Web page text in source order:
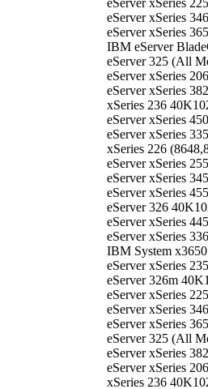
eServer xSeries
eServer xSeries
eServer xSeries
IBM eServer
eServer 325 (All
eServer xSeries
eServer xSeries
xSeries 236
eServer xSeries
eServer xSeries
xSeries 226
eServer xSeries
eServer xSeries
eServer xSeries
eServer 326
eServer xSeries
eServer xSeries
IBM System
eServer xSeries
eServer 326m
eServer xSeries
eServer xSeries
eServer xSeries
eServer 325 (All
eServer xSeries
eServer xSeries
xSeries 236